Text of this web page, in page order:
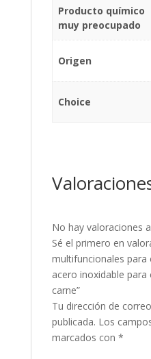
Producto químico
muy preocupado
Origen
Choice
No hay valoraciones
Sé el primero en
multifuncionales para
acero inoxidable
carne”
Tu dirección de
publicada. Los
marcados con *